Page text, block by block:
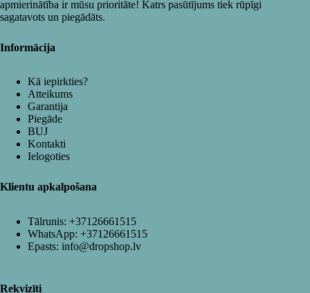
apmierinātība ir mūsu prioritāte! Katrs pasūtījums tiek rūpīgi
sagatavots un piegādāts.
Informācija
Kā iepirkties?
Atteikums
Garantija
Piegāde
BUJ
Kontakti
Ielogoties
Klientu apkalpošana
Tālrunis: +37126661515
WhatsApp: +37126661515
Epasts: info@dropshop.lv
Rekvizīti